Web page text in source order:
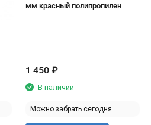
мм красный полипропилен
1 450 ₽
В наличии
Можно забрать сегодня